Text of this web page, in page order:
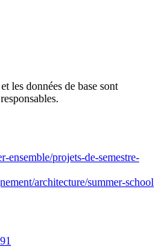
les données de base sont
ensemble/projets-de-semestre-
architecture/summer-school